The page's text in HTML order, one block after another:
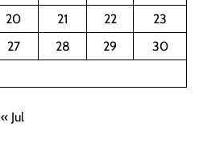
20 21 22
23
27 28 29
30
« Jul